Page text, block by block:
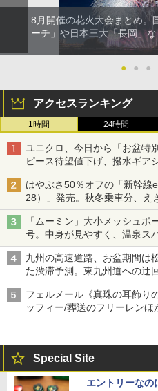
8月開催の花火大会まとめ。
ーチ」や日本三大「長岡」
● ● ●
アクセスランキング
1時間 24時間
ユニクロ、今日から「お盆特
ピース待望値下げ、撥水ギア
はやぶさ50％オフの「新幹線
28）」発売。秋冬乗車分、え
「ムーミン」大小メッシュポ
号。中身が見やすく、温泉ス
九州の高速道路、お盆期間は
た渋滞予測。東九州道への迂
フェルメール《真珠の耳飾り
ッフィー/葬送のフリーレン
Special Site
エントリーな